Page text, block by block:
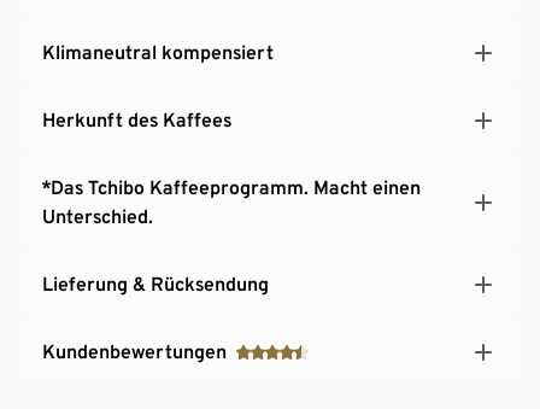
Klimaneutral kompensiert
Herkunft des Kaffees
*Das Tchibo Kaffeeprogramm. Macht einen
Unterschied.
Lieferung & Rücksendung
Kundenbewertungen